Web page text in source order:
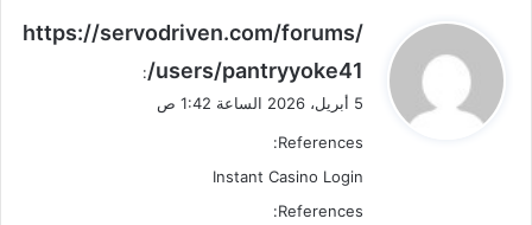
ي
و
ل
https://servodriven.com/forums/
users/pantryyoke41/
:
5 أبريل، 2026 الساعة 1:42 ص
References:
Instant Casino Login
References: